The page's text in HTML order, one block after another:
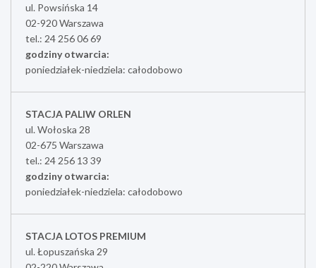
ul. Powsińska 14
02-920 Warszawa
tel.: 24 256 06 69
godziny otwarcia:
poniedziałek-niedziela: całodobowo
STACJA PALIW ORLEN
ul. Wołoska 28
02-675 Warszawa
tel.: 24 256 13 39
godziny otwarcia:
poniedziałek-niedziela: całodobowo
STACJA LOTOS PREMIUM
ul. Łopuszańska 29